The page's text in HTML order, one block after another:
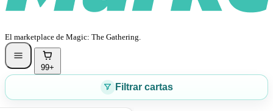
El marketplace de Magic: The Gathering.
99+
Filtrar cartas